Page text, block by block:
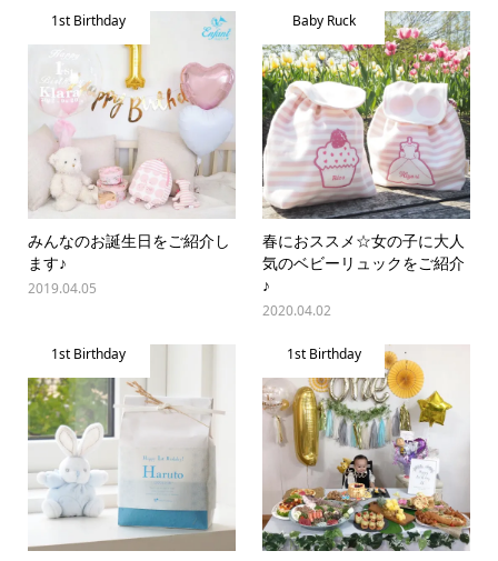
1st Birthday
みんなのお誕生日をご紹介し
ます♪
2019.04.05
Baby Ruck
春におススメ☆女の子に大人
気のベビーリュックをご紹介
♪
2020.04.02
1st Birthday 1st Birthday